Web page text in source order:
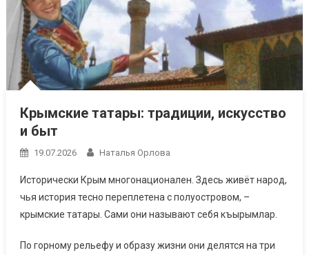
Крымские татары: традиции, искусство
и быт
19.07.2026 Наталья Орлова
Исторически Крым многонационален. Здесь живёт народ,
чья история тесно переплетена с полуостровом, –
крымские татары. Сами они называют себя къырымлар.
По горному рельефу и образу жизни они делятся на три